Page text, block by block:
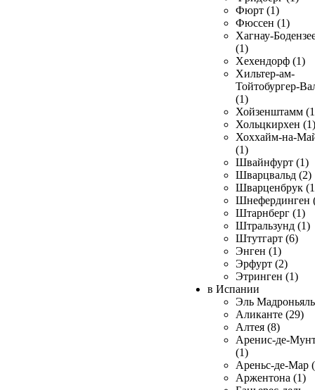
Фюрт (1)
Фюссен (1)
Хагнау-
(1)
Хехендорф (1)
Хильтер-ам-
Тойтобургер-
(1)
Хойзенштамм
Хольцкирхен (1)
Хоххайм-на-
(1)
Швайнфурт (1)
Шварцвальд (2)
Шварценбрук
Шнефердинген
Штарнберг (1)
Штральзунд (1)
Штутгарт (6)
Энген (1)
Эрфурт (2)
Этринген (1)
в Испании
Эль
Аликанте (29)
Алтея (8)
Аренис-де-
(1)
Ареньс-де-Мар
Аржентона (1)